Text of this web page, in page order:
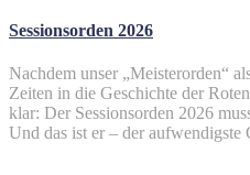
Sessionsorden 2026
Nachdem unser „Meisterorden“
Zeiten in die Geschichte der
klar: Der Sessionsorden 2026
Und das ist er – der aufwendigste